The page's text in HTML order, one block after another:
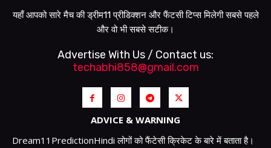
यहाँ आपको सारे मैच की ड्रीम11 प्रीडिक्शन और फैंटसी टिप्स मिलेगी सबसे पहले
और वो भी सबसे सटीक।
Advertise With Us / Contact us:
techabhi858@gmail.com
ADVICE & WARNING
Dream11PredictionHindi लोगों को फैंटेसी क्रिकेट के बारे में बताता है।